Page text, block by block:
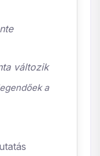
változik
a